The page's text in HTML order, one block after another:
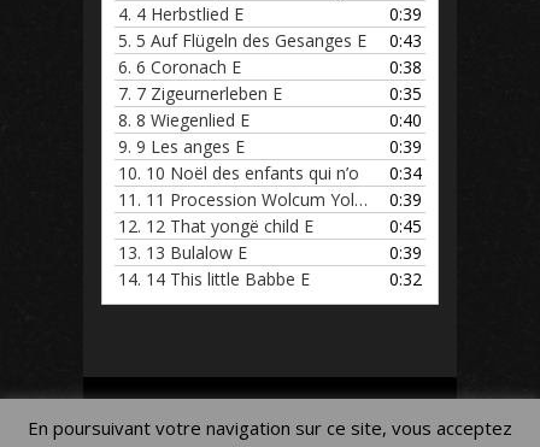
4. 4 Herbstlied E
0:39
5. 5 Auf Flügeln des Gesanges E
0:43
6. 6 Coronach E
0:38
7. 7 Zigeurnerleben E
0:35
8. 8 Wiegenlied E
0:40
9. 9 Les anges E
0:39
10. 10 Noël des enfants qui n’o
0:34
11. 11 Procession Wolcum Yole E
0:39
12. 12 That yongë child E
0:45
13. 13 Bulalow E
0:39
14. 14 This little Babbe E 0:32
Mentions légales
En poursuivant votre navigation sur ce site, vous acceptez